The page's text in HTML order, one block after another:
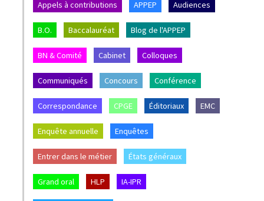
Appels à contributions APPEP Audiences
B.O. Baccalauréat Blog de l'APPEP
BN & Comité Cabinet Colloques
Communiqués Concours Conférence
Correspondance CPGE Éditoriaux EMC
Enquête annuelle Enquêtes
Entrer dans le métier États généraux
Grand oral HLP IA-IPR